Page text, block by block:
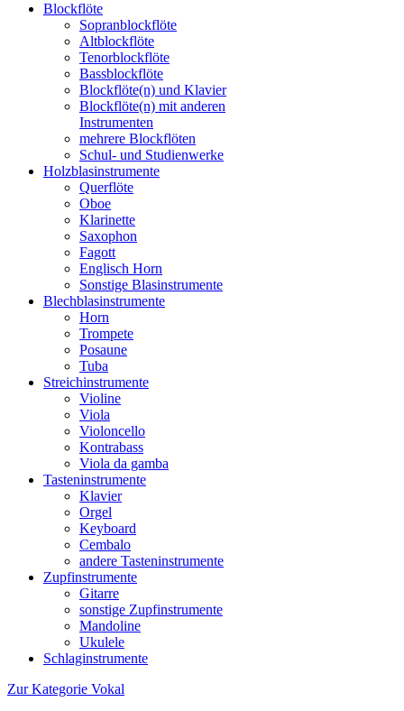
Blockflöte
Sopranblockflöte
Altblockflöte
Tenorblockflöte
Bassblockflöte
Blockflöte(n) und Klavier
Blockflöte(n) mit anderen
Instrumenten
mehrere Blockflöten
Schul- und Studienwerke
Holzblasinstrumente
Querflöte
Oboe
Klarinette
Saxophon
Fagott
Englisch Horn
Sonstige Blasinstrumente
Blechblasinstrumente
Horn
Trompete
Posaune
Tuba
Streichinstrumente
Violine
Viola
Violoncello
Kontrabass
Viola da gamba
Tasteninstrumente
Klavier
Orgel
Keyboard
Cembalo
andere Tasteninstrumente
Zupfinstrumente
Gitarre
sonstige Zupfinstrumente
Mandoline
Ukulele
Schlaginstrumente
Zur Kategorie Vokal